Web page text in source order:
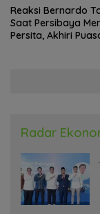
Reaksi Bernardo
Saat Persibaya
Persita, Akhiri
Radar